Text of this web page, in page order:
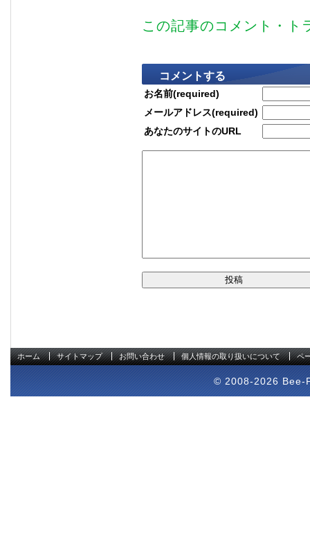
この記事のコメント・ト
コメントする
お名前(required)
メールアドレス(required)
あなたのサイトのURL
ホーム サイトマップ お問い合わせ 個人情報の取り扱いについて ペ
© 2008-2026 Bee-